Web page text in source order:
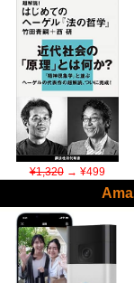
¥1,320→ ¥499